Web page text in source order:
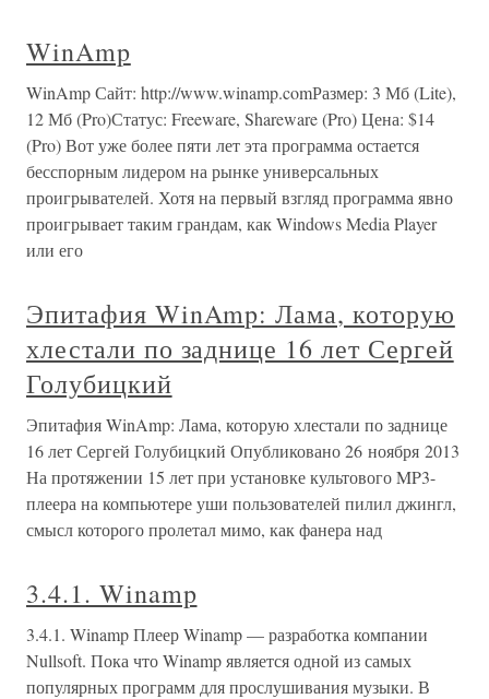
WinAmp
WinAmp Сайт: http://www.winamp.comРазмер: 3 Мб (Lite),
12 Мб (Pro)Статус: Freeware, Shareware (Pro) Цена: $14
(Pro) Вот уже более пяти лет эта программа остается
бесспорным лидером на рынке универсальных
проигрывателей. Хотя на первый взгляд программа явно
проигрывает таким грандам, как Windows Media Player
или его
Эпитафия WinAmp: Лама, которую
хлестали по заднице 16 лет Сергей
Голубицкий
Эпитафия WinAmp: Лама, которую хлестали по заднице
16 лет Сергей Голубицкий Опубликовано 26 ноября 2013
На протяжении 15 лет при установке культового MP3-
плеера на компьютере уши пользователей пилил джингл,
смысл которого пролетал мимо, как фанера над
3.4.1. Winamp
3.4.1. Winamp Плеер Winamp — разработка компании
Nullsoft. Пока что Winamp является одной из самых
популярных программ для прослушивания музыки. В